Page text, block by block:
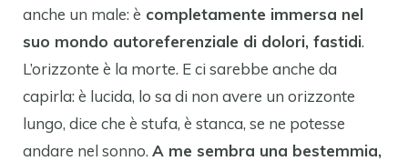
anche un male: è completamente immersa nel
suo mondo autoreferenziale di dolori, fastidi.
L’orizzonte è la morte. E ci sarebbe anche da
capirla: è lucida, lo sa di non avere un orizzonte
lungo, dice che è stufa, è stanca, se ne potesse
andare nel sonno. A me sembra una bestemmia,